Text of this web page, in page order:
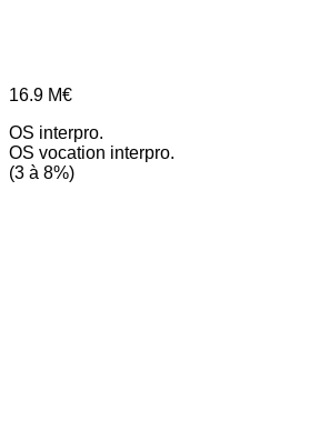
16.9 M€
OS interpro.
OS vocation interpro.
(3 à 8%)